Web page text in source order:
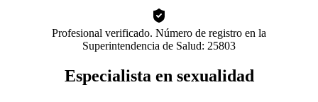
Profesional verificado. Número de registro en la
Superintendencia de Salud: 25803
Especialista en sexualidad